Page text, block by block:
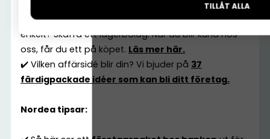
✔️ Vill du också starta aktiebolag snabbt och
enkelt? Skaffa ett lagerbolag. När du blir kund hos
oss, får du ett på köpet. Läs mer här.
✔️ Vilken affärsidé blir din? Vi bjuder på 37
färdigpackade idéer som kan bli ditt företag.
Nordea tipsar:
TILLÅT ALLA